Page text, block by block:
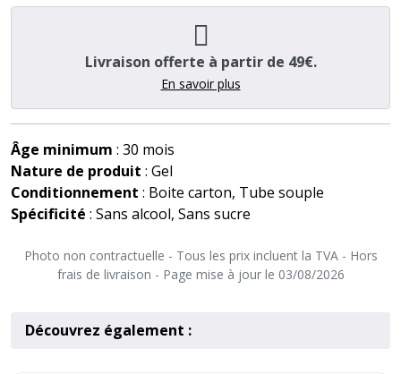
Livraison offerte à partir de 49€.
En savoir plus
Âge minimum : 30 mois
Nature de produit : Gel
Conditionnement : Boite carton, Tube souple
Spécificité : Sans alcool, Sans sucre
Photo non contractuelle - Tous les prix incluent la TVA - Hors
frais de livraison - Page mise à jour le 03/08/2026
Découvrez également :